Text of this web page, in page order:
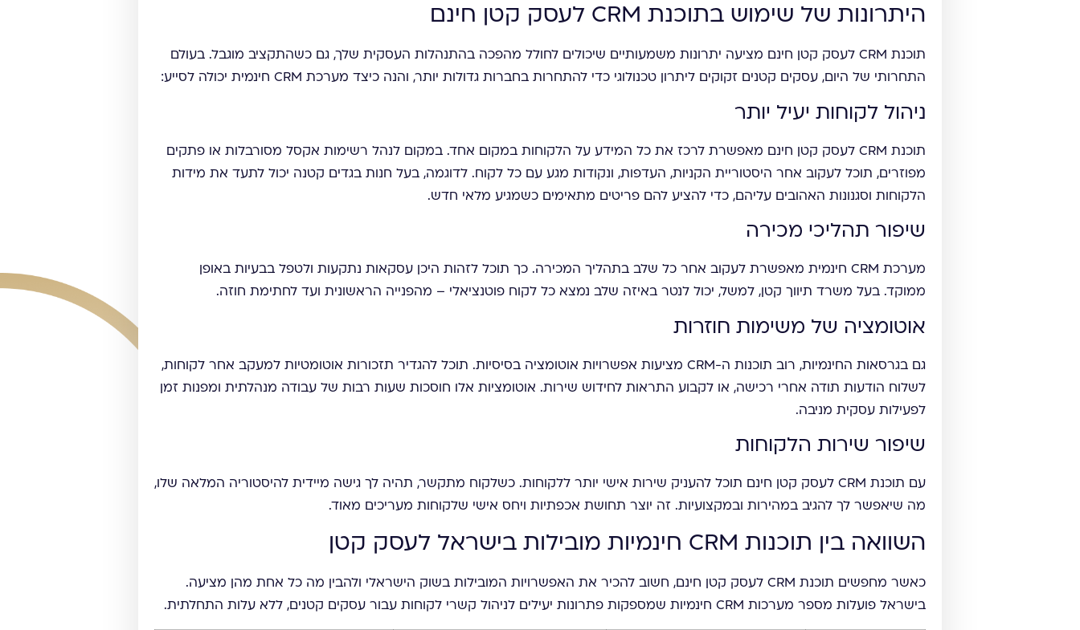
היתרונות של שימוש בתוכנת CRM לעסק קטן חינם
תוכנת CRM לעסק קטן חינם מציעה יתרונות משמעותיים שיכולים לחולל מהפכה בהתנהלות העסקית שלך, גם כשהתקציב מוגבל. בעולם
התחרותי של היום, עסקים קטנים זקוקים ליתרון טכנולוגי כדי להתחרות בחברות גדולות יותר, והנה כיצד מערכת CRM חינמית יכולה לסייע:
ניהול לקוחות יעיל יותר
תוכנת CRM לעסק קטן חינם מאפשרת לרכז את כל המידע על הלקוחות במקום אחד. במקום לנהל רשימות אקסל מסורבלות או פתקים
מפוזרים, תוכל לעקוב אחר היסטוריית הקניות, העדפות, ונקודות מגע עם כל לקוח. לדוגמה, בעל חנות בגדים קטנה יכול לתעד את מידות
הלקוחות וסגנונות האהובים עליהם, כדי להציע להם פריטים מתאימים כשמגיע מלאי חדש.
שיפור תהליכי מכירה
מערכת CRM חינמית מאפשרת לעקוב אחר כל שלב בתהליך המכירה. כך תוכל לזהות היכן עסקאות נתקעות ולטפל בבעיות באופן
ממוקד. בעל משרד תיווך קטן, למשל, יכול לנטר באיזה שלב נמצא כל לקוח פוטנציאלי – מהפנייה הראשונית ועד לחתימת חוזה.
אוטומציה של משימות חוזרות
גם בגרסאות החינמיות, רוב תוכנות ה-CRM מציעות אפשרויות אוטומציה בסיסיות. תוכל להגדיר תזכורות אוטומטיות למעקב אחר לקוחות,
לשלוח הודעות תודה אחרי רכישה, או לקבוע התראות לחידוש שירות. אוטומציות אלו חוסכות שעות רבות של עבודה מנהלתית ומפנות זמן
לפעילות עסקית מניבה.
שיפור שירות הלקוחות
עם תוכנת CRM לעסק קטן חינם תוכל להעניק שירות אישי יותר ללקוחות. כשלקוח מתקשר, תהיה לך גישה מיידית להיסטוריה המלאה שלו,
מה שיאפשר לך להגיב במהירות ובמקצועיות. זה יוצר תחושת אכפתיות ויחס אישי שלקוחות מעריכים מאוד.
השוואה בין תוכנות CRM חינמיות מובילות בישראל לעסק קטן
כאשר מחפשים תוכנת CRM לעסק קטן חינם, חשוב להכיר את האפשרויות המובילות בשוק הישראלי ולהבין מה כל אחת מהן מציעה.
בישראל פועלות מספר מערכות CRM חינמיות שמספקות פתרונות יעילים לניהול קשרי לקוחות עבור עסקים קטנים, ללא עלות התחלתית.